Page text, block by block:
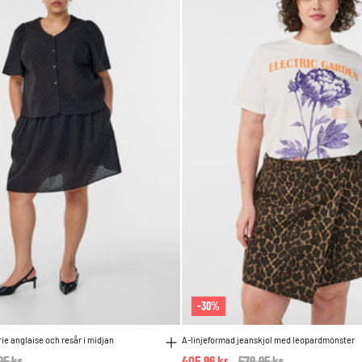
anglaise och resår i midjan
-30%
A-linjeformad jeanskjol med leopardmönster